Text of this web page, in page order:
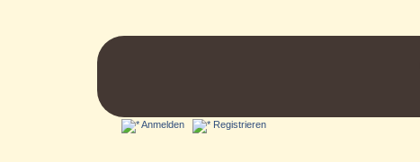
Anmelden Registrieren